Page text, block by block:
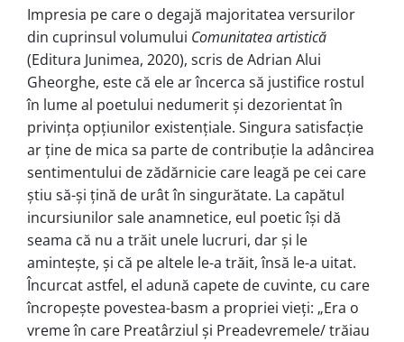
Impresia pe care o degajă majoritatea versurilor
din cuprinsul volumului Comunitatea artistică
(Editura Junimea, 2020), scris de Adrian Alui
Gheorghe, este că ele ar încerca să justifice rostul
în lume al poetului nedumerit și dezorientat în
privința opțiunilor existențiale. Singura satisfacție
ar ține de mica sa parte de contribuție la adâncirea
sentimentului de zădărnicie care leagă pe cei care
știu să-și țină de urât în singurătate. La capătul
incursiunilor sale anamnetice, eul poetic își dă
seama că nu a trăit unele lucruri, dar și le
amintește, și că pe altele le-a trăit, însă le-a uitat.
Încurcat astfel, el adună capete de cuvinte, cu care
încropește povestea-basm a propriei vieți: „Era o
vreme în care Preatârziul și Preadevremele/ trăiau